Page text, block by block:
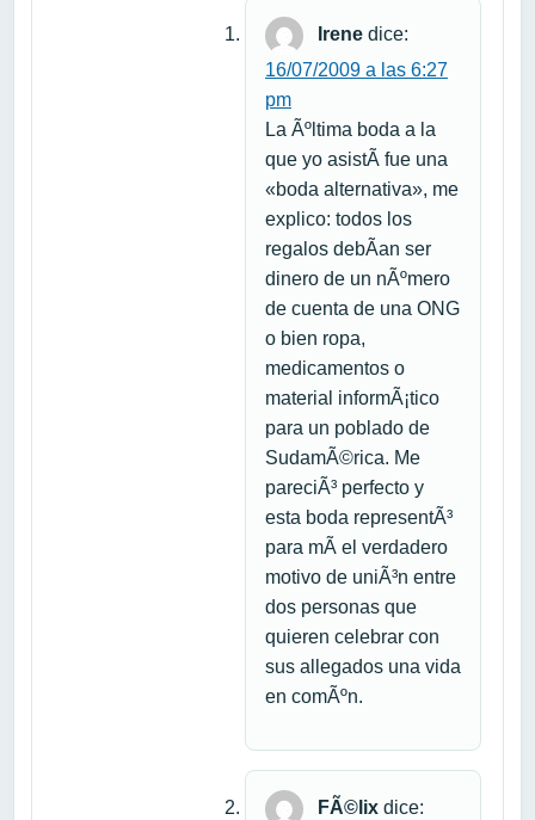
Irene dice:
16/07/2009 a las 6:27
pm
La Ãºltima boda a la
que yo asistÃ­ fue una
«boda alternativa», me
explico: todos los
regalos debÃ­an ser
dinero de un nÃºmero
de cuenta de una ONG
o bien ropa,
medicamentos o
material informÃ¡tico
para un poblado de
SudamÃ©rica. Me
pareciÃ³ perfecto y
esta boda representÃ³
para mÃ­ el verdadero
motivo de uniÃ³n entre
dos personas que
quieren celebrar con
sus allegados una vida
en comÃºn.
FÃ©lix dice: